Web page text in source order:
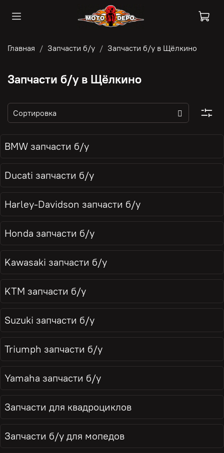
Главная Запчасти б/у Запчасти б/у в Щёлкино
Запчасти б/у в Щёлкино
BMW запчасти б/у
Ducati запчасти б/у
Harley-Davidson запчасти б/у
Honda запчасти б/у
Kawasaki запчасти б/у
KTM запчасти б/у
Suzuki запчасти б/у
Triumph запчасти б/у
Yamaha запчасти б/у
Запчасти для квадроциклов
Запчасти б/у для мопедов